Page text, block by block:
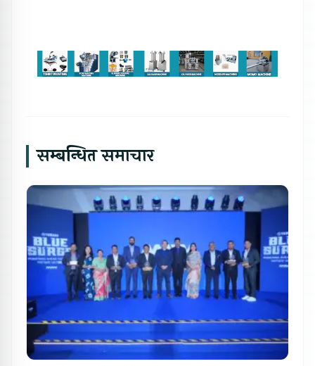
सम्बन्धित समाचार